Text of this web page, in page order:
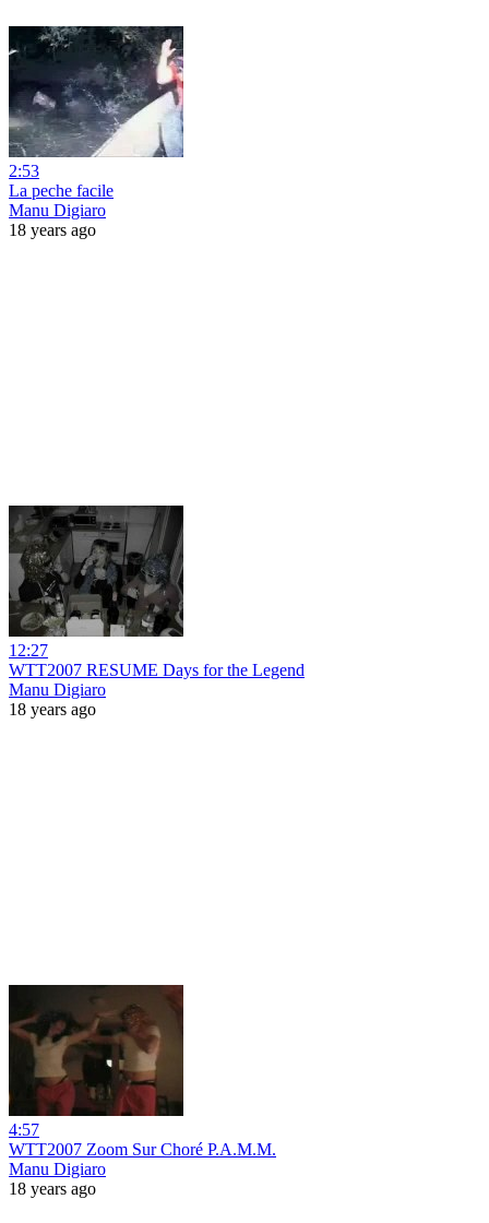
2:53
La peche facile
Manu Digiaro
18 years ago
12:27
WTT2007 RESUME Days for the Legend
Manu Digiaro
18 years ago
4:57
WTT2007 Zoom Sur Choré P.A.M.M.
Manu Digiaro
18 years ago